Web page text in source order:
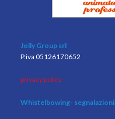
Jolly Group srl
P.iva 05126170652
privacy policy
Whistelbowing- segnalazioni